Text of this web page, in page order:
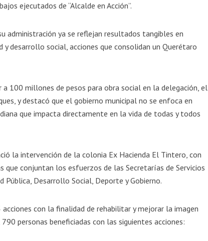
ejecutados de “Alcalde en Acción”.
administración ya se reflejan resultados tangibles en
y desarrollo social, acciones que consolidan un Querétaro
a 100 millones de pesos para obra social en la delegación, el
y destacó que el gobierno municipal no se enfoca en
que impacta directamente en la vida de todas y todos
la intervención de la colonia Ex Hacienda El Tintero, con
que conjuntan los esfuerzos de las Secretarías de Servicios
Pública, Desarrollo Social, Deporte y Gobierno.
con la finalidad de rehabilitar y mejorar la imagen
personas beneficiadas con las siguientes acciones: